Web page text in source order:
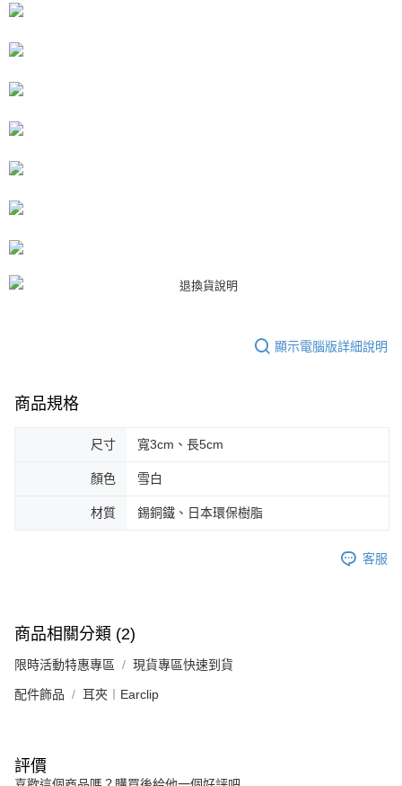
顯示電腦版詳細說明
商品規格
尺寸 寬3cm、長5cm
顏色 雪白
材質 錫銅鐵、日本環保樹脂
客服
商品相關分類 (2)
限時活動特惠專區 現貨專區快速到貨
配件飾品 耳夾︱Earclip
評價